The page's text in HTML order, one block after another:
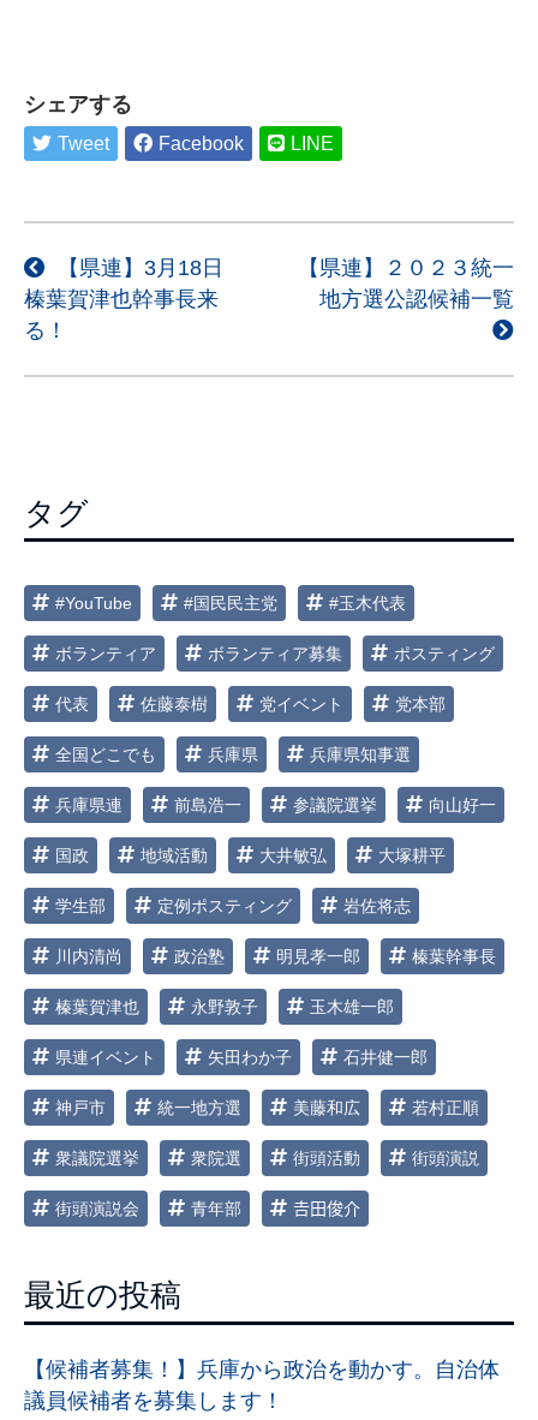
シェアする
Tweet Facebook LINE
投
稿
ナ
ビ
シ
ョ
【県連】3月18日
榛葉賀津也幹事長来
る！
【県連】２０２３統一
地方選公認候補一覧
タグ
#YouTube #国民民主党 #玉木代表
ボランティア ボランティア募集 ポスティング
代表 佐藤泰樹 党イベント 党本部
全国どこでも 兵庫県 兵庫県知事選
兵庫県連 前島浩一 参議院選挙 向山好一
国政 地域活動 大井敏弘 大塚耕平
学生部 定例ポスティング 岩佐将志
川内清尚 政治塾 明見孝一郎 榛葉幹事長
榛葉賀津也 永野敦子 玉木雄一郎
県連イベント 矢田わか子 石井健一郎
神戸市 統一地方選 美藤和広 若村正順
衆議院選挙 衆院選 街頭活動 街頭演説
街頭演説会 青年部 𠮷田俊介
最近の投稿
【候補者募集！】兵庫から政治を動かす。自治体
議員候補者を募集します！